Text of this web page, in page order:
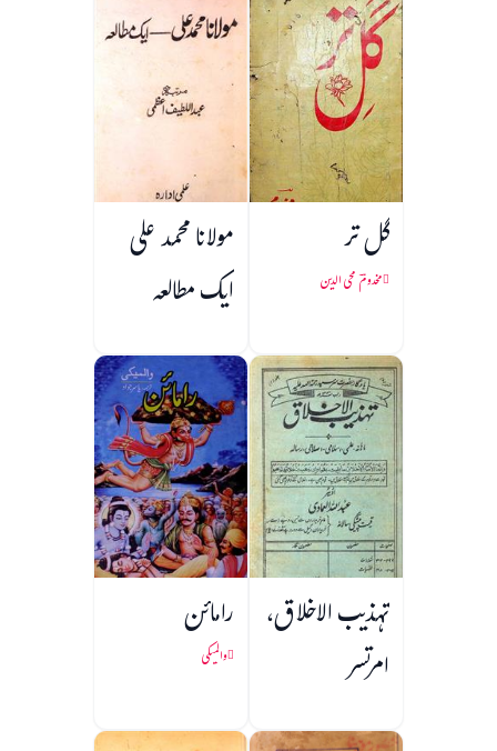
گل تر
مخدومؔ محی الدین
مولانا محمد علی
ایک مطالعہ
تہذیب الاخلاق،
امرتسر
رامائن
والمیکی